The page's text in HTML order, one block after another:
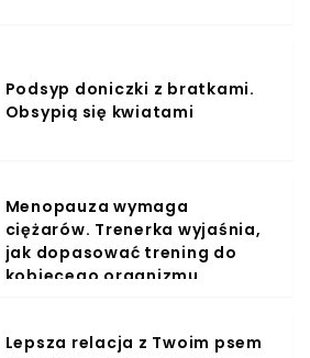
Podsyp doniczki z bratkami.
Obsypią się kwiatami
Menopauza wymaga
ciężarów. Trenerka wyjaśnia,
jak dopasować trening do
kobiecego organizmu
Lepsza relacja z Twoim psem